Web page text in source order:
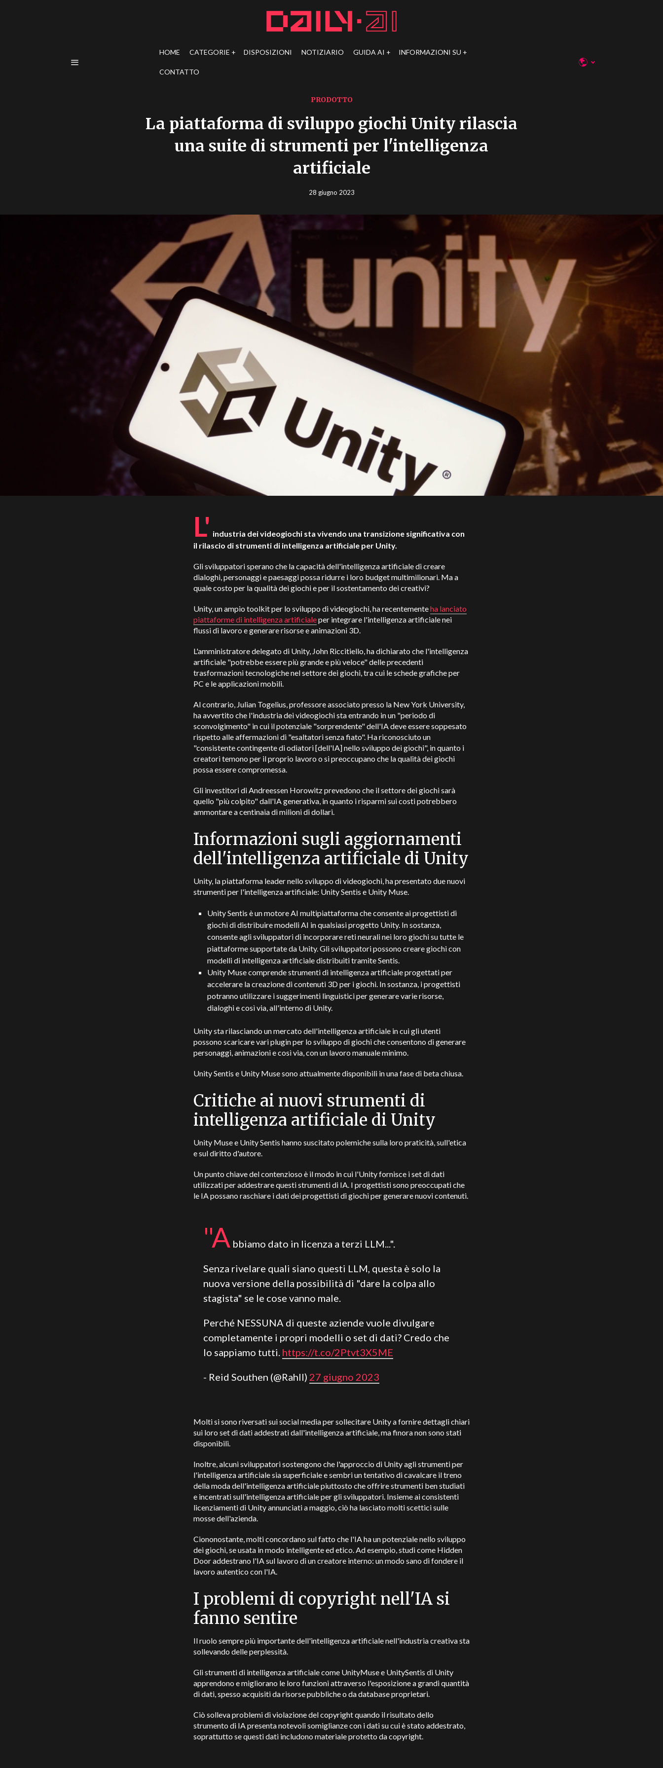
HOME CATEGORIE DISPOSIZIONI NOTIZIARIO GUIDA AI INFORMAZIONI SU
CONTATTO
PRODOTTO
La piattaforma di sviluppo giochi Unity rilascia
una suite di strumenti per l'intelligenza
artificiale
28 giugno 2023
L' industria dei videogiochi sta vivendo una transizione significativa con
il rilascio di strumenti di intelligenza artificiale per Unity.
Gli sviluppatori sperano che la capacità dell'intelligenza artificiale di creare
dialoghi, personaggi e paesaggi possa ridurre i loro budget multimilionari. Ma a
quale costo per la qualità dei giochi e per il sostentamento dei creativi?
Unity, un ampio toolkit per lo sviluppo di videogiochi, ha recentementeha lanciato
piattaforme di intelligenza artificialeper integrare l'intelligenza artificiale nei
flussi di lavoro e generare risorse e animazioni 3D.
L'amministratore delegato di Unity, John Riccitiello, ha dichiarato che l'intelligenza
artificiale "potrebbe essere più grande e più veloce" delle precedenti
trasformazioni tecnologiche nel settore dei giochi, tra cui le schede grafiche per
PC e le applicazioni mobili.
Al contrario, Julian Togelius, professore associato presso la New York University,
ha avvertito che l'industria dei videogiochi sta entrando in un "periodo di
sconvolgimento" in cui il potenziale "sorprendente" dell'IA deve essere soppesato
rispetto alle affermazioni di "esaltatori senza fiato". Ha riconosciuto un
"consistente contingente di odiatori [dell'IA] nello sviluppo dei giochi", in quanto i
creatori temono per il proprio lavoro o si preoccupano che la qualità dei giochi
possa essere compromessa.
Gli investitori di Andreessen Horowitz prevedono che il settore dei giochi sarà
quello "più colpito" dall'IA generativa, in quanto i risparmi sui costi potrebbero
ammontare a centinaia di milioni di dollari.
Informazioni sugli aggiornamenti
dell'intelligenza artificiale di Unity
Unity, la piattaforma leader nello sviluppo di videogiochi, ha presentato due nuovi
strumenti per l'intelligenza artificiale: Unity Sentis e Unity Muse.
Unity Sentis è un motore AI multipiattaforma che consente ai progettisti di
giochi di distribuire modelli AI in qualsiasi progetto Unity. In sostanza,
consente agli sviluppatori di incorporare reti neurali nei loro giochi su tutte le
piattaforme supportate da Unity. Gli sviluppatori possono creare giochi con
modelli di intelligenza artificiale distribuiti tramite Sentis.
Unity Muse comprende strumenti di intelligenza artificiale progettati per
accelerare la creazione di contenuti 3D per i giochi. In sostanza, i progettisti
potranno utilizzare i suggerimenti linguistici per generare varie risorse,
dialoghi e così via, all'interno di Unity.
Unity sta rilasciando un mercato dell'intelligenza artificiale in cui gli utenti
possono scaricare vari plugin per lo sviluppo di giochi che consentono di generare
personaggi, animazioni e così via, con un lavoro manuale minimo.
Unity Sentis e Unity Muse sono attualmente disponibili in una fase di beta chiusa.
Critiche ai nuovi strumenti di
intelligenza artificiale di Unity
Unity Muse e Unity Sentis hanno suscitato polemiche sulla loro praticità, sull'etica
e sul diritto d'autore.
Un punto chiave del contenzioso è il modo in cui l'Unity fornisce i set di dati
utilizzati per addestrare questi strumenti di IA. I progettisti sono preoccupati che
le IA possano raschiare i dati dei progettisti di giochi per generare nuovi contenuti.
"A bbiamo dato in licenza a terzi LLM...".
Senza rivelare quali siano questi LLM, questa è solo la
nuova versione della possibilità di "dare la colpa allo
stagista" se le cose vanno male.
Perché NESSUNA di queste aziende vuole divulgare
completamente i propri modelli o set di dati? Credo che
lo sappiamo tutti. https://t.co/2Ptvt3X5ME
- Reid Southen (@Rahll) 27 giugno 2023
Molti si sono riversati sui social media per sollecitare Unity a fornire dettagli chiari
sui loro set di dati addestrati dall'intelligenza artificiale, ma finora non sono stati
disponibili.
Inoltre, alcuni sviluppatori sostengono che l'approccio di Unity agli strumenti per
l'intelligenza artificiale sia superficiale e sembri un tentativo di cavalcare il treno
della moda dell'intelligenza artificiale piuttosto che offrire strumenti ben studiati
e incentrati sull'intelligenza artificiale per gli sviluppatori. Insieme ai consistenti
licenziamenti di Unity annunciati a maggio, ciò ha lasciato molti scettici sulle
mosse dell'azienda.
Ciononostante, molti concordano sul fatto che l'IA ha un potenziale nello sviluppo
dei giochi, se usata in modo intelligente ed etico. Ad esempio, studi come Hidden
Door addestrano l'IA sul lavoro di un creatore interno: un modo sano di fondere il
lavoro autentico con l'IA.
I problemi di copyright nell'IA si
fanno sentire
Il ruolo sempre più importante dell'intelligenza artificiale nell'industria creativa sta
sollevando delle perplessità.
Gli strumenti di intelligenza artificiale come UnityMuse e UnitySentis di Unity
apprendono e migliorano le loro funzioni attraverso l'esposizione a grandi quantità
di dati, spesso acquisiti da risorse pubbliche o da database proprietari.
Ciò solleva problemi di violazione del copyright quando il risultato dello
strumento di IA presenta notevoli somiglianze con i dati su cui è stato addestrato,
soprattutto se questi dati includono materiale protetto da copyright.